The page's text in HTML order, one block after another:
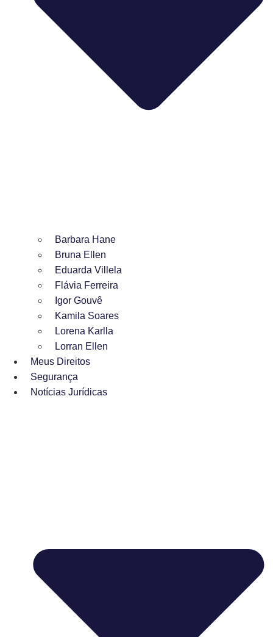
Barbara Hane
Bruna Ellen
Eduarda Villela
Flávia Ferreira
Igor Gouvê
Kamila Soares
Lorena Karlla
Lorran Ellen
Meus Direitos
Segurança
Notícias Jurídicas